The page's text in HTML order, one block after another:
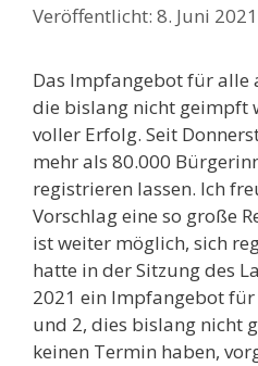
8. Juni 2021
Das Impfangebot für alle
die bislang nicht geimpft
voller Erfolg. Seit
mehr als 80.000
registrieren lassen. Ich
Vorschlag eine so große
ist weiter möglich, sich
hatte in der Sitzung des
2021 ein Impfangebot für
und 2, dies bislang nicht
keinen Termin haben,